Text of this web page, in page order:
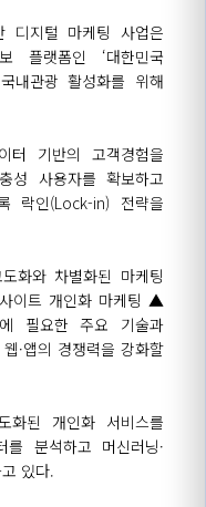
디지털 마케팅 사업은
플랫폼인 ‘대한민국
내관광활성화를 위해
터 기반의 고객경험을
충성 사용자를 확보하고
락인(Lock-in) 전략을
화와 차별화된 마케팅
이트 개인화 마케팅 ▲
필요한 주요 기술과
웹·앱의 경쟁력을 강화할
화된 개인화 서비스를
를 분석하고 머신러닝·
있다.